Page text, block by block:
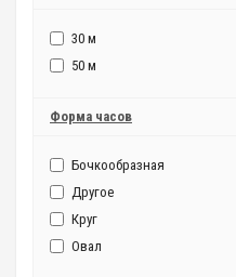
Miyota gm15
OS21Miyota
30 м
50 м
Форма часов
Бочкообразная
Другое
Круг
Овал